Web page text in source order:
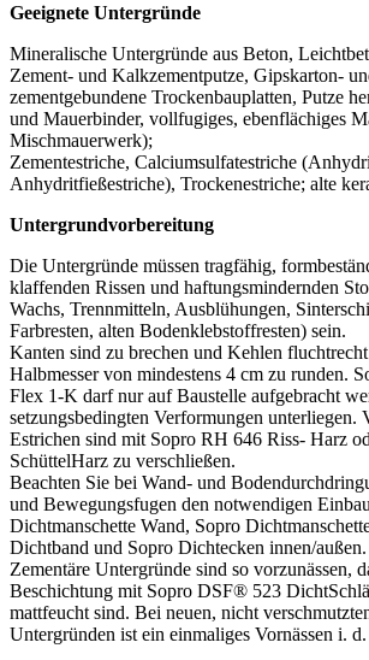
Geeignete Untergründe
Mineralische Untergründe aus Beton,
Zement- und Kalkzementputze, Gipskarton-
zementgebundene Trockenbauplatten, Putze
und Mauerbinder, vollfugiges, ebenflächiges
Mischmauerwerk);
Zementestriche, Calciumsulfatestriche
Anhydritfießestriche), Trockenestriche; alte
Untergrundvorbereitung
Die Untergründe müssen tragfähig,
klaffenden Rissen und haftungsmindernden
Wachs, Trennmitteln, Ausblühungen,
Farbresten, alten Bodenklebstoffresten) sein.
Kanten sind zu brechen und Kehlen
Halbmesser von mindestens 4 cm zu runden.
Flex 1-K darf nur auf Baustelle aufgebracht
setzungsbedingten Verformungen unterliegen.
Estrichen sind mit Sopro RH 646 Riss- Harz
SchüttelHarz zu verschließen.
Beachten Sie bei Wand- und
und Bewegungsfugen den notwendigen
Dichtmanschette Wand, Sopro
Dichtband und Sopro Dichtecken innen/außen.
Zementäre Untergründe sind so vorzunässen,
Beschichtung mit Sopro DSF® 523
mattfeucht sind. Bei neuen, nicht
Untergründen ist ein einmaliges Vornässen i.